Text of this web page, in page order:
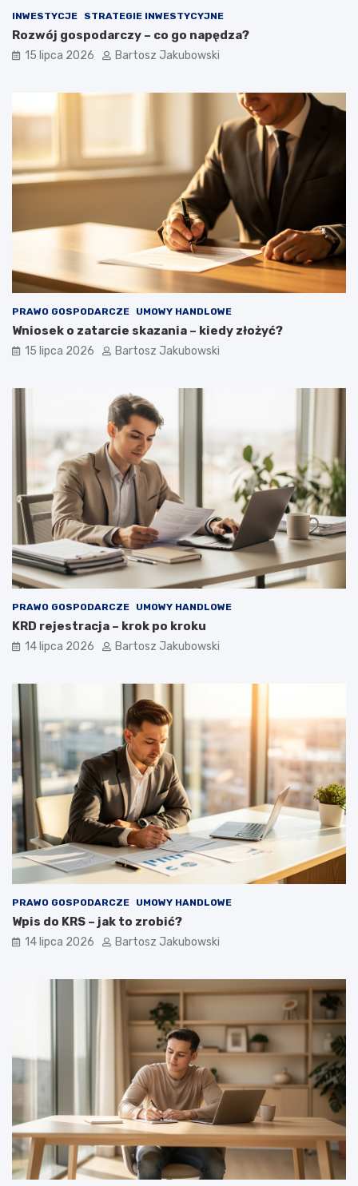
INWESTYCJE STRATEGIE INWESTYCYJNE
Rozwój gospodarczy – co go napędza?
15 lipca 2026 Bartosz Jakubowski
PRAWO GOSPODARCZE UMOWY HANDLOWE
Wniosek o zatarcie skazania – kiedy złożyć?
15 lipca 2026 Bartosz Jakubowski
PRAWO GOSPODARCZE UMOWY HANDLOWE
KRD rejestracja – krok po kroku
14 lipca 2026 Bartosz Jakubowski
PRAWO GOSPODARCZE UMOWY HANDLOWE
Wpis do KRS – jak to zrobić?
14 lipca 2026 Bartosz Jakubowski